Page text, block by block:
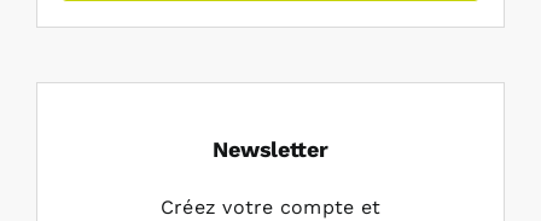
Newsletter
Créez votre compte et